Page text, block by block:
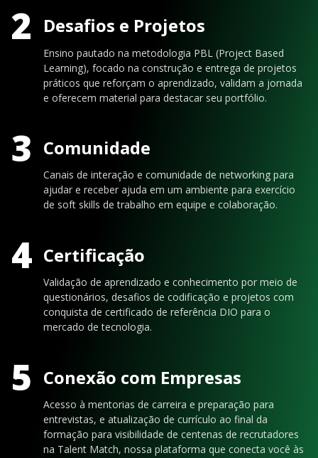
2 Desafios e Projetos
Ensino pautado na metodologia PBL (Project Based
Learning), focado na construção e entrega de projetos
práticos que reforçam o aprendizado, validam a jornada
e oferecem material para destacar seu portfólio.
3 Comunidade
Canais de interação e comunidade de networking para
ajudar e receber ajuda em um ambiente para exercício
de soft skills de trabalho em equipe e colaboração.
4 Certificação
Validação de aprendizado e conhecimento por meio de
questionários, desafios de codificação e projetos com
conquista de certificado de referência DIO para o
mercado de tecnologia.
5 Conexão com Empresas
Acesso à mentorias de carreira e preparação para
entrevistas, e atualização de currículo ao final da
formação para visibilidade de centenas de recrutadores
na Talent Match, nossa plataforma que conecta você às